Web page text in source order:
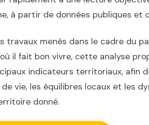
à partir de données publiques et
travaux menés dans le cadre du
il fait bon vivre, cette analyse
indicateurs territoriaux, afin
vie, les équilibres locaux et les
donné.